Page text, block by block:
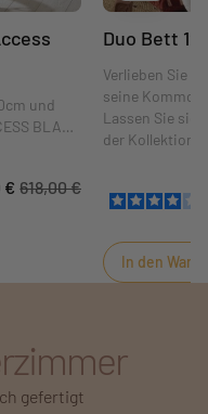
und
BLANC
€ 618,00 €
Duo Bett
Verlieben Sie
seine
Lassen Sie
der Kollektion
goldenen
In den
gefertigt